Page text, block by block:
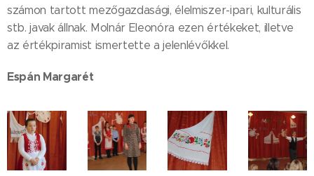
számon tartott mezőgazdasági, élelmiszer-ipari, kulturális
stb. javak állnak. Molnár Eleonóra ezen értékeket, illetve
az értékpiramist ismertette a jelenlévőkkel.
Espán Margarét